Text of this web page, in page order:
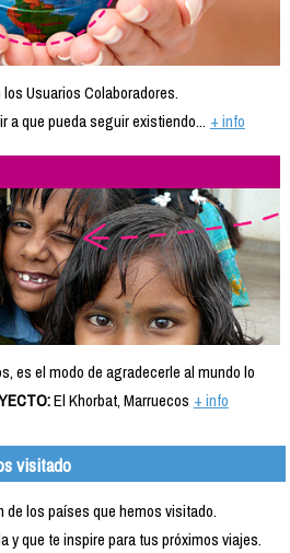
Usuarios Colaboradores.
a que pueda seguir existiendo... + info
es el modo de agradecerle al mundo lo
El Khorbat, Marruecos + info
visitado
los países que hemos visitado.
y que te inspire para tus próximos viajes.